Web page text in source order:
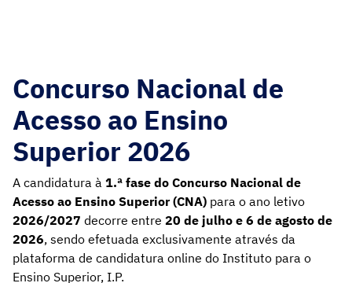
Concurso Nacional de
Acesso ao Ensino
Superior 2026
A candidatura à 1.ª fase do Concurso Nacional de
Acesso ao Ensino Superior (CNA) para o ano letivo
2026/2027 decorre entre 20 de julho e 6 de agosto de
2026, sendo efetuada exclusivamente através da
plataforma de candidatura online do Instituto para o
Ensino Superior, I.P.